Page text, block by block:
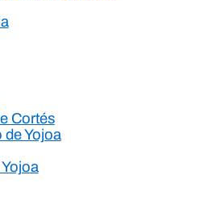
Cortés
de Yojoa